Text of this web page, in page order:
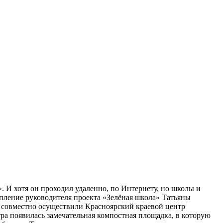
И хотя он проходил удаленно, по Интернету, но школы и
руководителя проекта «Зелёная школа» Татьяны
осуществили Красноярский краевой центр
замечательная компостная площадка, в которую